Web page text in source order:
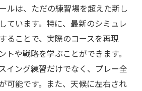
ルは、ただの練習場を超えた新し
ています。特に、最新のシミュレ
ることで、実際のコースを再現
トや戦略を学ぶことができます。
イング練習だけでなく、プレー全
可能です。また、天候に左右され